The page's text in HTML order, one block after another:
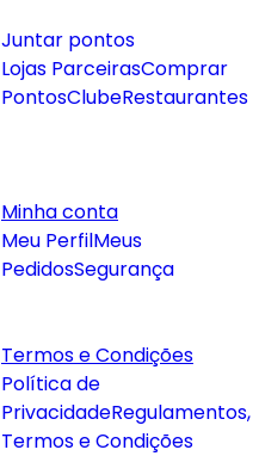
Juntar pontos
Lojas ParceirasComprar
PontosClubeRestaurantes
Minha conta
Meu PerfilMeus
PedidosSegurança
Termos e Condições
Política de
PrivacidadeRegulamentos,
Termos e Condições